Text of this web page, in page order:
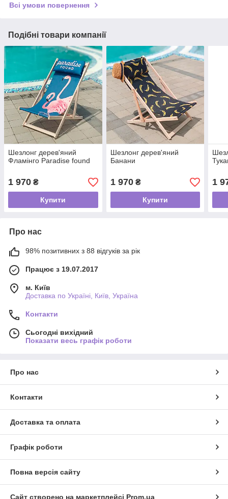
Всі умови повернення
Подібні товари компанії
Шезлонг дерев'яний
Фламінго Paradise found
1 970 ₴
Купити
Шезлонг дерев'яний
Банани
1 970₴
Купити
1
Про нас
98% позитивних з 88 відгуків за рік
Працює з 19.07.2017
м. Київ
Доставка по Україні, Київ, Україна
Контакти
Сьогодні вихідний
Показати весь графік роботи
Про нас
Контакти
Доставка та оплата
Графік роботи
Повна версія сайту
Сайт створено на маркетплейсі Prom.ua